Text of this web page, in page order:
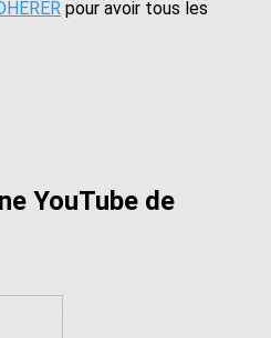
pour avoir tous les
YouTube de